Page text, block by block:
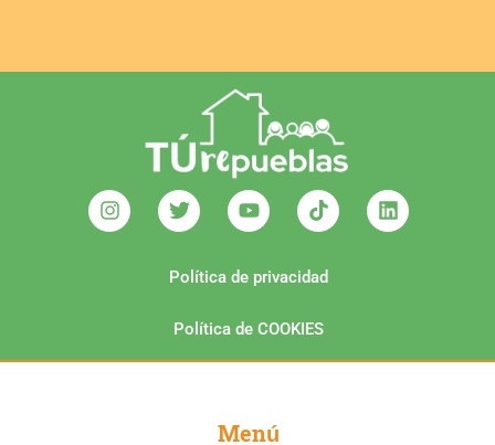
Política de privacidad
Política de COOKIES
Menú